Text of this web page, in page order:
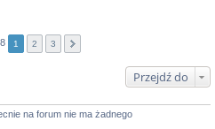
1 2 3
Przejdź do
na forum nie ma żadnego